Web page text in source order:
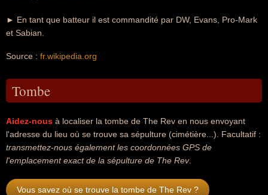
► En tant que batteur il est commandité par DW, Evans, Pro-Mark
et Sabian.
Source : fr.wikipedia.org
Tombe
Aidez-nous à localiser la tombe de The Rev en nous envoyant
l'adresse du lieu où se trouve sa sépulture (cimétière...). Facultatif :
transmettez-nous également les coordonnées GPS de
l'emplacement exact de la sépulture de The Rev.
Vous savez où se trouve la tombe de The Rev ?